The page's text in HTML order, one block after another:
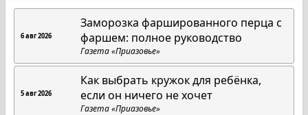
6 авг 2026
Заморозка фаршированного перца с
фаршем: полное руководство
Газета «Приазовье»
5 авг 2026
Как выбрать кружок для ребёнка,
если он ничего не хочет
Газета «Приазовье»